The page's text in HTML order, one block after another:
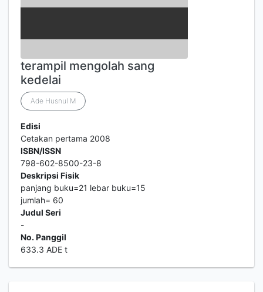
terampil mengolah sang
kedelai
Ade Husnul M
Edisi
Cetakan pertama 2008
ISBN/ISSN
798-602-8500-23-8
Deskripsi Fisik
panjang buku=21 lebar buku=15
jumlah= 60
Judul Seri
-
No. Panggil
633.3 ADE t